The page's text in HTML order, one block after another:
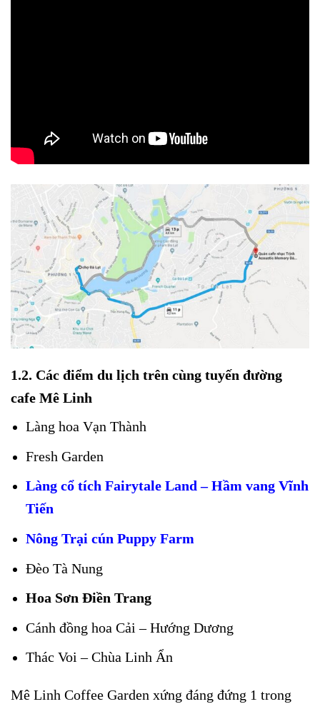
1.2. Các điểm du lịch trên cùng tuyến đường
cafe Mê Linh
Làng hoa Vạn Thành
Fresh Garden
Làng cổ tích Fairytale Land – Hầm vang Vĩnh
Tiến
Nông Trại cún Puppy Farm
Đèo Tà Nung
Hoa Sơn Điền Trang
Cánh đồng hoa Cải – Hướng Dương
Thác Voi – Chùa Linh Ẩn
Mê Linh Coffee Garden xứng đáng đứng 1 trong